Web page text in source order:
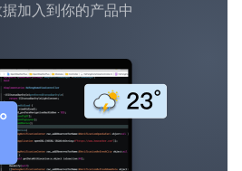
加入到你的产品中